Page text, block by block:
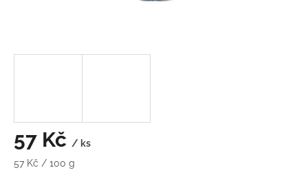
57 Kč / ks
Měrná
57 Kč / 100 g